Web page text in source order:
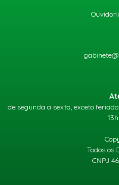
de segunda a sexta, exceto
Todos os
CNPJ